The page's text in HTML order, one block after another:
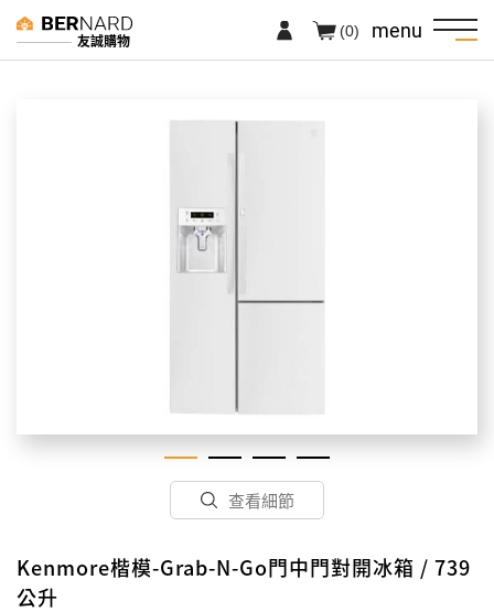
友誠購物 menu
(0)
查看細節
Kenmore楷模-Grab-N-Go門中門對開冰箱 / 739
公升